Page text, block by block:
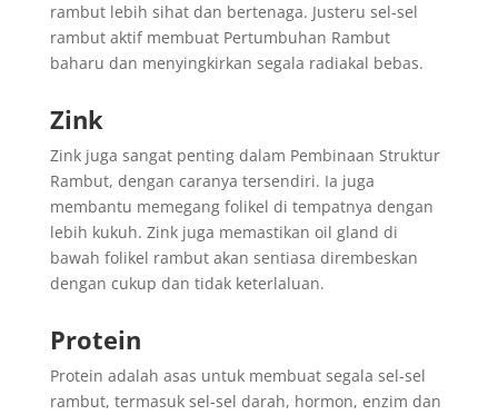
rambut lebih sihat dan bertenaga. Justeru sel-sel
rambut aktif membuat Pertumbuhan Rambut
baharu dan menyingkirkan segala radiakal bebas.
Zink
Zink juga sangat penting dalam Pembinaan Struktur
Rambut, dengan caranya tersendiri. Ia juga
membantu memegang folikel di tempatnya dengan
lebih kukuh. Zink juga memastikan oil gland di
bawah folikel rambut akan sentiasa dirembeskan
dengan cukup dan tidak keterlaluan.
Protein
Protein adalah asas untuk membuat segala sel-sel
rambut, termasuk sel-sel darah, hormon, enzim dan